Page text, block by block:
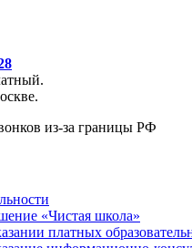
из-за границы РФ
«Чистая школа»
платных